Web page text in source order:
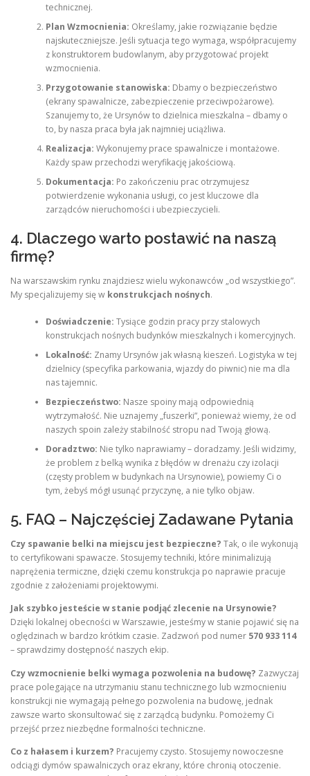
technicznej.
Plan Wzmocnienia: Określamy, jakie rozwiązanie będzie
najskuteczniejsze. Jeśli sytuacja tego wymaga, współpracujemy
z konstruktorem budowlanym, aby przygotować projekt
wzmocnienia.
Przygotowanie stanowiska: Dbamy o bezpieczeństwo
(ekrany spawalnicze, zabezpieczenie przeciwpożarowe).
Szanujemy to, że Ursynów to dzielnica mieszkalna – dbamy o
to, by nasza praca była jak najmniej uciążliwa.
Realizacja: Wykonujemy prace spawalnicze i montażowe.
Każdy spaw przechodzi weryfikację jakościową.
Dokumentacja: Po zakończeniu prac otrzymujesz
potwierdzenie wykonania usługi, co jest kluczowe dla
zarządców nieruchomości i ubezpieczycieli.
4. Dlaczego warto postawić na naszą
firmę?
Na warszawskim rynku znajdziesz wielu wykonawców „od wszystkiego”.
My specjalizujemy się w konstrukcjach nośnych.
Doświadczenie: Tysiące godzin pracy przy stalowych
konstrukcjach nośnych budynków mieszkalnych i komercyjnych.
Lokalność: Znamy Ursynów jak własną kieszeń. Logistyka w tej
dzielnicy (specyfika parkowania, wjazdy do piwnic) nie ma dla
nas tajemnic.
Bezpieczeństwo: Nasze spoiny mają odpowiednią
wytrzymałość. Nie uznajemy „fuszerki”, ponieważ wiemy, że od
naszych spoin zależy stabilność stropu nad Twoją głową.
Doradztwo: Nie tylko naprawiamy – doradzamy. Jeśli widzimy,
że problem z belką wynika z błędów w drenażu czy izolacji
(częsty problem w budynkach na Ursynowie), powiemy Ci o
tym, żebyś mógł usunąć przyczynę, a nie tylko objaw.
5. FAQ – Najczęściej Zadawane Pytania
Czy spawanie belki na miejscu jest bezpieczne? Tak, o ile wykonują
to certyfikowani spawacze. Stosujemy techniki, które minimalizują
naprężenia termiczne, dzięki czemu konstrukcja po naprawie pracuje
zgodnie z założeniami projektowymi.
Jak szybko jesteście w stanie podjąć zlecenie na Ursynowie?
Dzięki lokalnej obecności w Warszawie, jesteśmy w stanie pojawić się na
oględzinach w bardzo krótkim czasie. Zadzwoń pod numer 570 933 114
– sprawdzimy dostępność naszych ekip.
Czy wzmocnienie belki wymaga pozwolenia na budowę? Zazwyczaj
prace polegające na utrzymaniu stanu technicznego lub wzmocnieniu
konstrukcji nie wymagają pełnego pozwolenia na budowę, jednak
zawsze warto skonsultować się z zarządcą budynku. Pomożemy Ci
przejść przez niezbędne formalności techniczne.
Co z hałasem i kurzem? Pracujemy czysto. Stosujemy nowoczesne
odciągi dymów spawalniczych oraz ekrany, które chronią otoczenie.